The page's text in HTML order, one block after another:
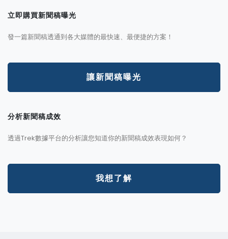
立即購買新聞稿曝光
發一篇新聞稿透通到各大媒體的最快速、最便捷的方案！
讓新聞稿曝光
分析新聞稿成效
透過Trek數據平台的分析讓您知道你的新聞稿成效表現如何？
我想了解